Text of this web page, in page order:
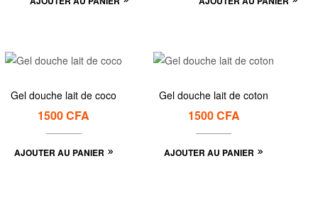
Gel douche lait de coco
1500CFA
AJOUTER AU PANIER
Gel douche lait de coton
1500CFA
AJOUTER AU PANIER